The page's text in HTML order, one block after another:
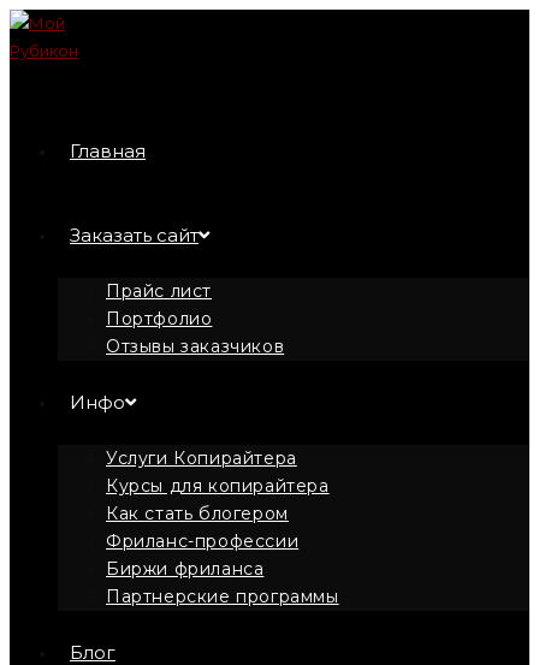
Перейти
к
Главная
Заказать сайт
Прайс лист
Портфолио
Отзывы заказчиков
Инфо
Услуги Копирайтера
Курсы для копирайтера
Как стать блогером
Фриланс-профессии
Биржи фриланса
Партнерские программы
Блог